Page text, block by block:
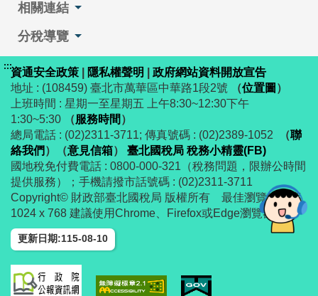
相關連結
分稅導覽
:::資通安全政策 隱私權聲明
政府網站資料開放宣告
地址 : (108459) 臺北市萬華區中華路1段2號
（位置圖 ）
上班時間 : 星期一至星期五 上午8:30~12:30下午
1:30~5:30
（服務時間 ）
總局電話 : (02)2311-3711; 傳真號碼 : (02)2389-1052
（聯
絡我們 ） （意見信箱）
臺北國稅局 稅務小精靈(FB)
國地稅免付費電話 : 0800-000-321（稅務問題，限辦公時間
提供服務）；手機請撥市話號碼 : (02)2311-3711
Copyright© 財政部臺北國稅局 版權所有 最佳瀏覽解析度
1024 x 768 建議使用Chrome、Firefox或Edge瀏覽器
更新日期:115-08-10